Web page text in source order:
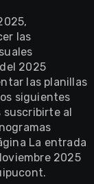
las
2025
las planillas
siguientes
suscribirte al
La entrada
2025